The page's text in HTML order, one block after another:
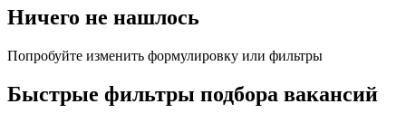
Ничего не нашлось
Попробуйте изменить формулировку или фильтры
Быстрые фильтры подбора вакансий